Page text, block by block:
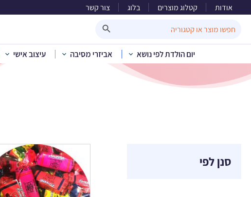
אודות קטלוג מוצרים בלוג צור קשר
for:
יום הולדת לפי נושא אביזרי מסיבה עיצוב אישיבית»
סנן לפי